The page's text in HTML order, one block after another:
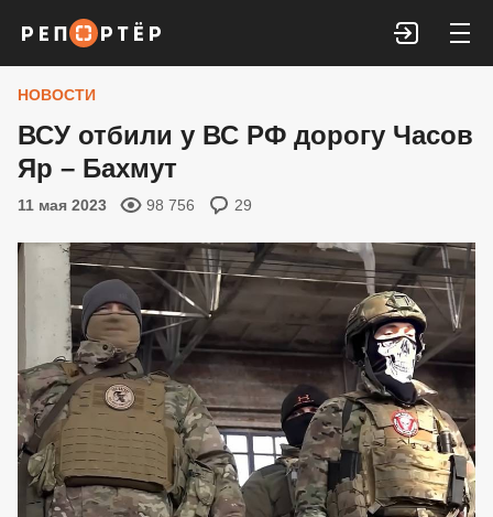
Войти
НОВОСТИ
ВСУ отбили у ВС РФ дорогу Часов
Яр – Бахмут
11 мая 2023 98 756 29